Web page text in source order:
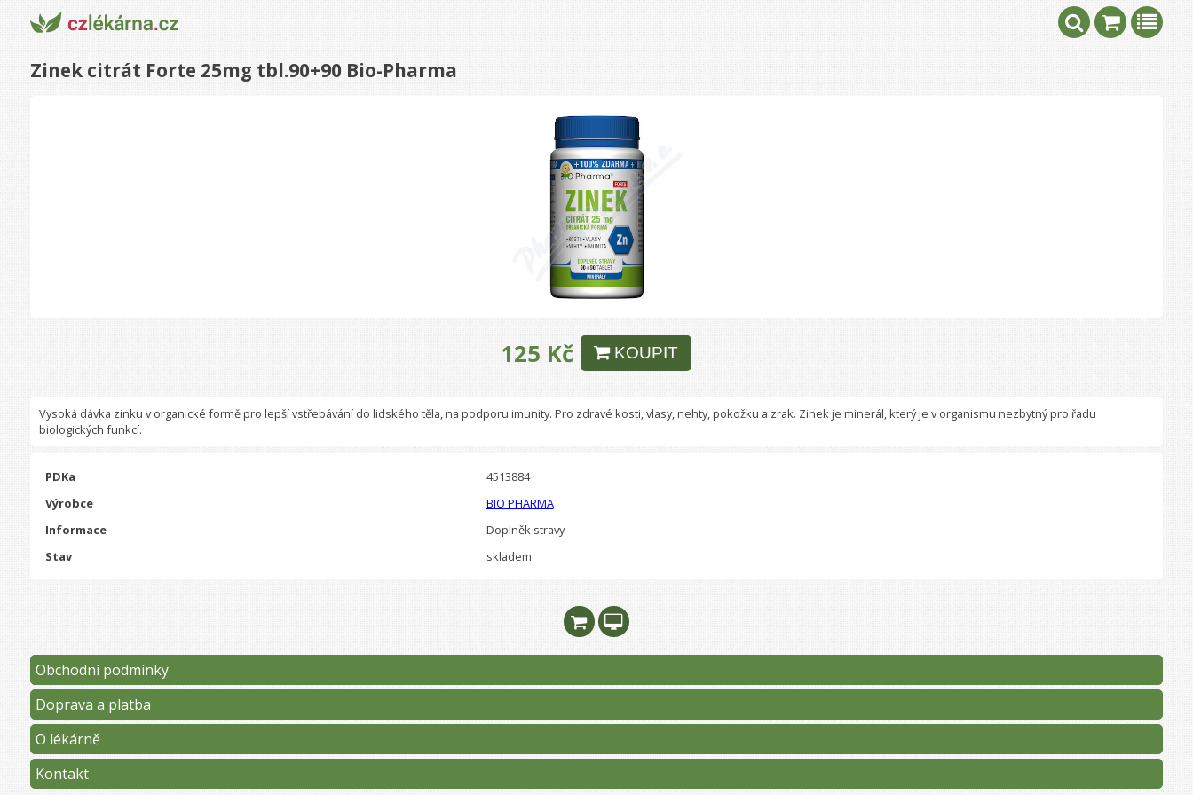
Zinek citrát Forte 25mg tbl.90+90 Bio-Pharma
125 Kč KOUPIT
Vysoká dávka zinku v organické formě pro lepší vstřebávání do lidského těla, na podporu imunity. Pro zdravé kosti, vlasy, nehty, pokožku a zrak. Zinek je minerál, který je v organismu nezbytný pro řadu
biologických funkcí.
PDKa
4513884
Výrobce
BIO PHARMA
Informace
Doplněk stravy
Stav
skladem
Obchodní podmínky
Doprava a platba
O lékárně
Kontakt